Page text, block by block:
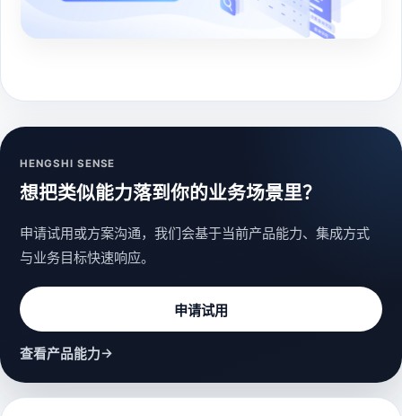
HENGSHI SENSE
想把类似能力落到你的业务场景里？
申请试用或方案沟通，我们会基于当前产品能力、集成方式
与业务目标快速响应。
申请试用
查看产品能力→